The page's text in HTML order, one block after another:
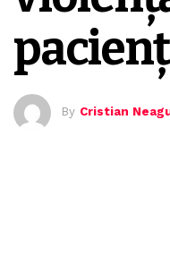
By Cristian